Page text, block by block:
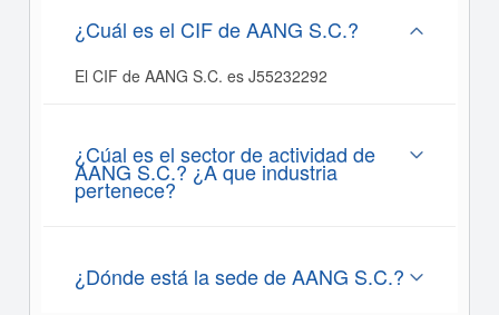
¿Cuál es el CIF de AANG S.C.?
El CIF de AANG S.C. es J55232292
¿Cúal es el sector de actividad de
AANG S.C.? ¿A que industria
pertenece?
¿Dónde está la sede de AANG S.C.?